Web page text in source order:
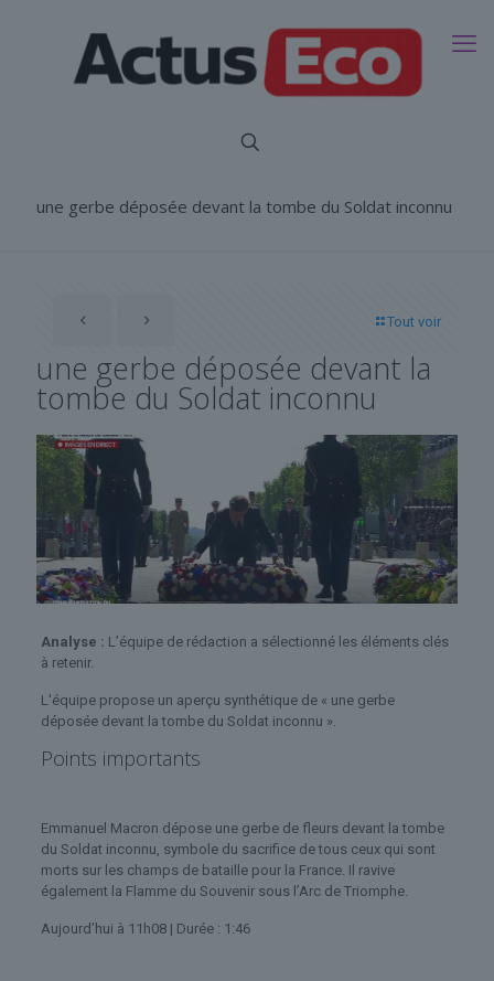
une gerbe déposée devant la tombe du Soldat inconnu
Tout voir
une gerbe déposée devant la
tombe du Soldat inconnu
Analyse : L’équipe de rédaction a sélectionné les éléments clés
à retenir.
L'équipe propose un aperçu synthétique de « une gerbe
déposée devant la tombe du Soldat inconnu ».
Points importants
Emmanuel Macron dépose une gerbe de fleurs devant la tombe
du Soldat inconnu, symbole du sacrifice de tous ceux qui sont
morts sur les champs de bataille pour la France. Il ravive
également la Flamme du Souvenir sous l’Arc de Triomphe.
Aujourd’hui à 11h08| Durée : 1:46